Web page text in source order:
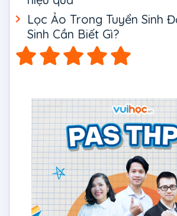
Lọc Ảo Trong Tuyển Sinh
Sinh Cần Biết Gì?